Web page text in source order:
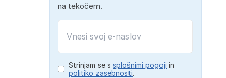
na tekočem.
Strinjam se s splošnimi pogoji in
politiko zasebnosti.